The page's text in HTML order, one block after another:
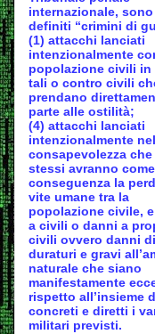
internazionale, sono
definiti “crimini di
(1) attacchi lanciati
intenzionalmente
popolazione civili in
tali o contro civili
prendano
parte alle ostilità;
(4) attacchi lanciati
intenzionalmente
consapevolezza
stessi avranno come
conseguenza la
vite umane tra la
popolazione civile,
a civili o danni a
civili ovvero danni
duraturi e gravi
naturale che siano
manifestamente
rispetto all’insieme
concreti e diretti i
militari previsti.